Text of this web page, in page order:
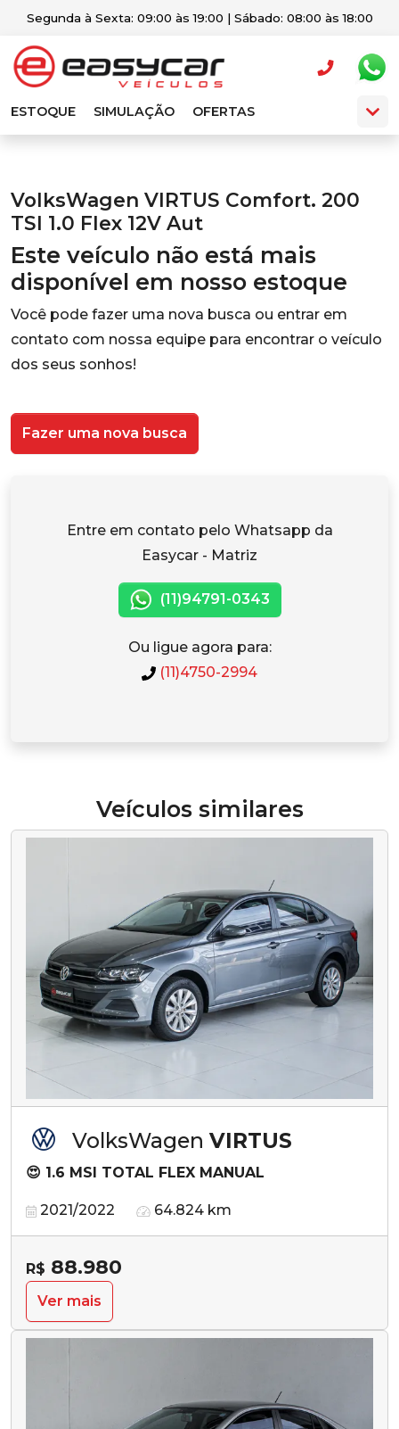
Segunda à Sexta: 09:00 às 19:00 | Sábado: 08:00 às 18:00
ESTOQUE SIMULAÇÃO OFERTAS
VolksWagen VIRTUS Comfort. 200
TSI 1.0 Flex 12V Aut
Este veículo não está mais
disponível em nosso estoque
Você pode fazer uma nova busca ou entrar em
contato com nossa equipe para encontrar o veículo
dos seus sonhos!
Fazer uma nova busca
Entre em contato pelo Whatsapp da
Easycar - Matriz
(11)94791-0343
Ou ligue agora para:
(11)4750-2994
Veículos similares
VolksWagen VIRTUS
😍 1.6 MSI TOTAL FLEX MANUAL
2021/2022 64.824 km
R$ 88.980
Ver mais